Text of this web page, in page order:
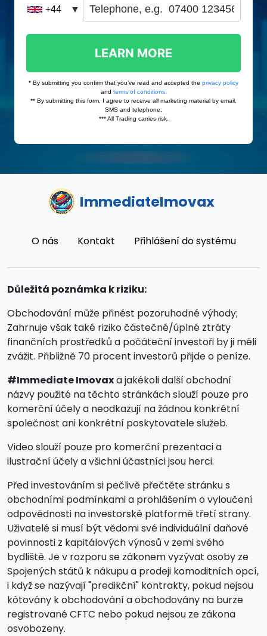
ImmediateImovax
O nás Kontakt Přihlášení do systému
Důležitá poznámka k riziku:
Obchodování může přinést pozoruhodné výhody;
Zahrnuje však také riziko částečné/úplné ztráty
finančních prostředků a počáteční investoři by ji měli
zvážit. Přibližně 70 procent investorů přijde o peníze.
#Immediate Imovaxa jakékoli další obchodní
názvy použité na těchto stránkách slouží pouze pro
komerční účely a neodkazují na žádnou konkrétní
společnost ani konkrétní poskytovatele služeb.
Video slouží pouze pro komerční prezentaci a
ilustrační účely a všichni účastníci jsou herci.
Před investováním si pečlivě přečtěte stránku s
obchodními podmínkami a prohlášením o vyloučení
odpovědnosti na investorské platformě třetí strany.
Uživatelé si musí být vědomi své individuální daňové
povinnosti z kapitálových výnosů v zemi svého
bydliště. Je v rozporu se zákonem vyzývat osoby ze
Spojených států k nákupu a prodeji komoditních opcí,
i když se nazývají "predikční" kontrakty, pokud nejsou
kótovány k obchodování a obchodovány na burze
registrované CFTC nebo pokud nejsou ze zákona
osvobozeny.